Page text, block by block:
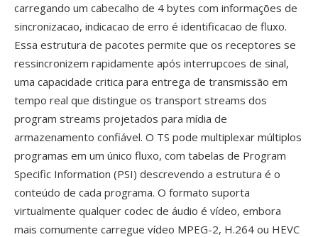
carregando um cabecalho de 4 bytes com informações de
sincronizacao, indicacao de erro é identificacao de fluxo.
Essa estrutura de pacotes permite que os receptores se
ressincronizem rapidamente após interrupcoes de sinal,
uma capacidade critica para entrega de transmissão em
tempo real que distingue os transport streams dos
program streams projetados para mídia de
armazenamento confiável. O TS pode multiplexar múltiplos
programas em um único fluxo, com tabelas de Program
Specific Information (PSI) descrevendo a estrutura é o
conteúdo de cada programa. O formato suporta
virtualmente qualquer codec de áudio é vídeo, embora
mais comumente carregue vídeo MPEG-2, H.264 ou HEVC